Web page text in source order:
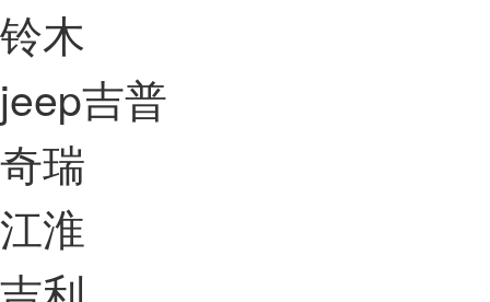
铃木
jeep吉普
奇瑞
江淮